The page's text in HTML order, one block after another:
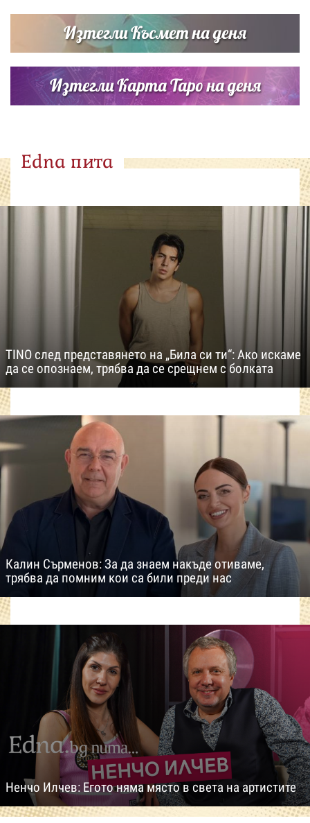
Изтегли Късмет на деня
Изтегли Карта Таро на деня
Edna пита
TINO след представянето на „Била си ти“: Ако искаме
да се опознаем, трябва да се срещнем с болката
Калин Сърменов: За да знаем накъде отиваме,
трябва да помним кои са били преди нас
Ненчо Илчев: Егото няма място в света на артистите